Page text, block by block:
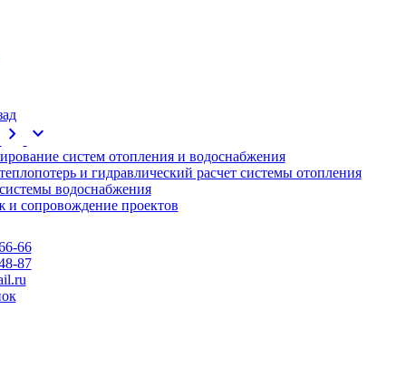
chevron_right expand_more
систем отопления и водоснабжения
и гидравлический расчет системы отопления
водоснабжения
и сопровождение проектов
66
87